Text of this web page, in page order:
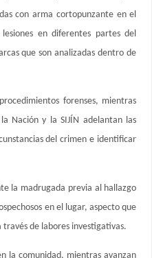
con arma cortopunzante en el
en diferentes partes del
que son analizadas dentro de
forenses, mientras
Nación y la SIJÍN adelantan las
del crimen e identificar
la madrugada previa al hallazgo
en el lugar, aspecto que
de labores investigativas.
la comunidad, mientras avanzan